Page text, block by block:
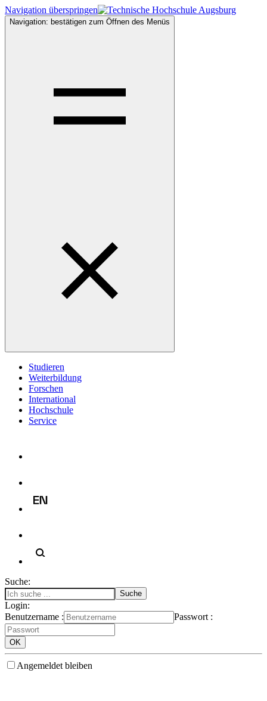
Navigation überspringen
Navigation: bestätigen zum Öffnen des Menüs
Studieren
Weiterbildung
Forschen
International
Hochschule
Service
Suche:
Login:
Benutzername :
Passwort :
Angemeldet bleiben